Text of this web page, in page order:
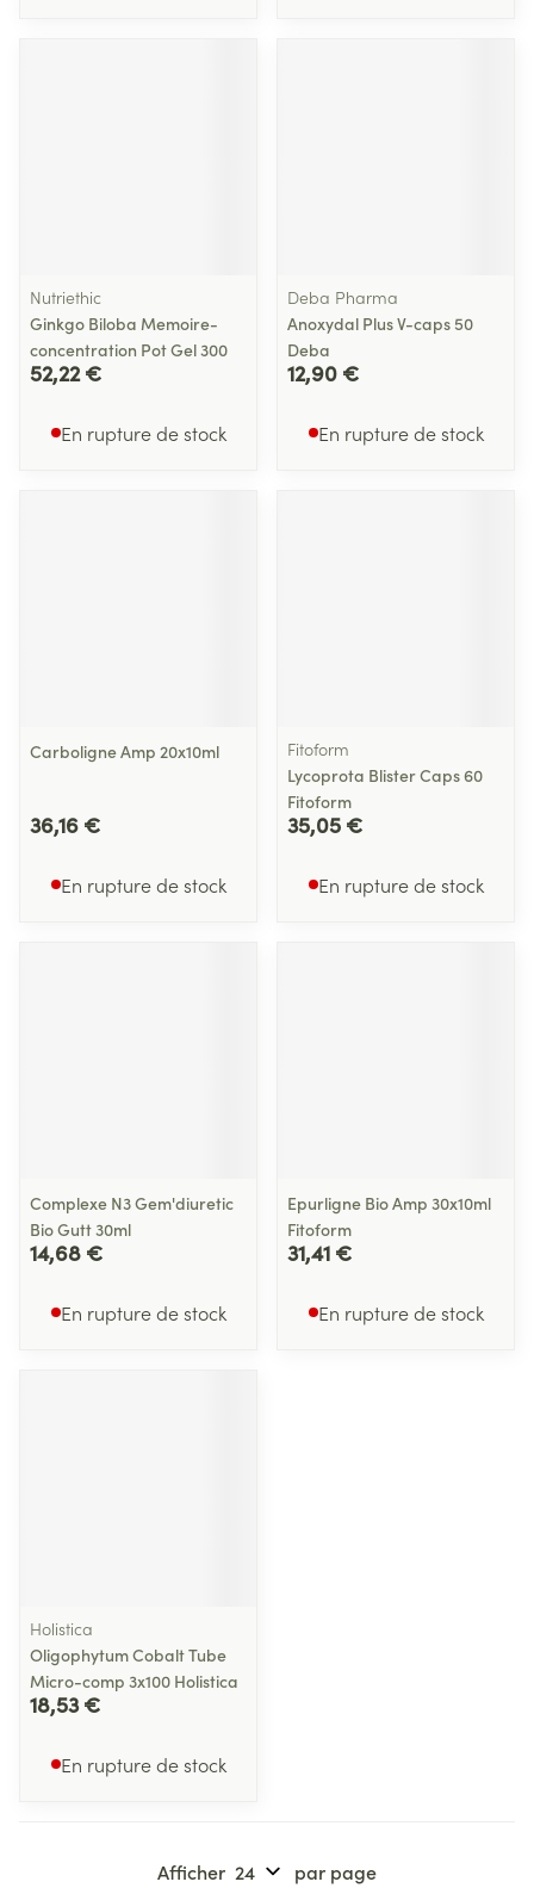
Nutriethic
Ginkgo Biloba Memoire-
concentration Pot Gel 300
52,22 €
En rupture de stock
Deba Pharma
Anoxydal Plus V-caps 50
Deba
12,90 €
En rupture de stock
Carboligne Amp 20x10ml
36,16 €
En rupture de stock
Fitoform
Lycoprota Blister Caps 60
Fitoform
35,05 €
En rupture de stock
Complexe N3 Gem'diuretic
Bio Gutt 30ml
14,68 €
En rupture de stock
Epurligne Bio Amp 30x10ml
Fitoform
31,41 €
En rupture de stock
Holistica
Oligophytum Cobalt Tube
Micro-comp 3x100 Holistica
18,53 €
En rupture de stock
Afficher par page